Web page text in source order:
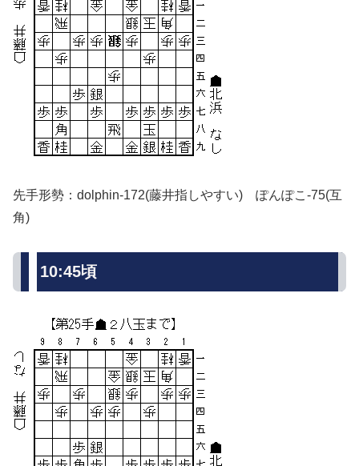
先手形勢：dolphin-172(藤井指しやすい) ぽんぽこ-75(互
角)
10:45頃